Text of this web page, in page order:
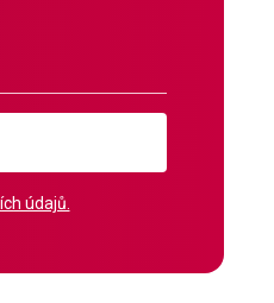
údajů.